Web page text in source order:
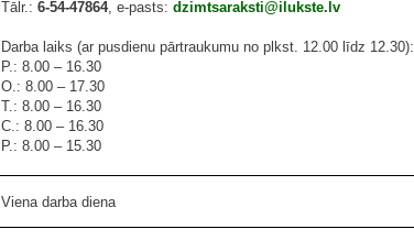
Tālr.:6-54-47864, e-pasts: dzimtsaraksti@ilukste.lv
Darba laiks (ar pusdienu pārtraukumu no plkst. 12.00 līdz 12.30):
P.: 8.00 – 16.30
O.: 8.00 – 17.30
T.: 8.00 – 16.30
C.: 8.00 – 16.30
P.: 8.00 – 15.30
Viena darba diena